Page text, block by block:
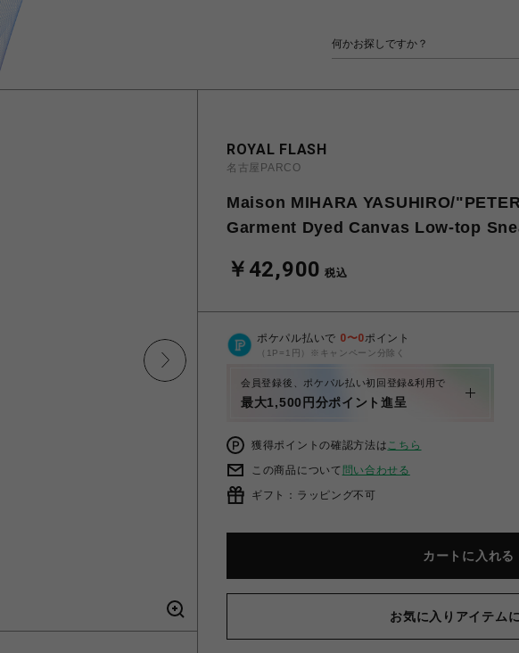
ROYAL FLASH
名古屋PARCO
Maison MIHARA YASUHIRO/
Garment Dyed Canvas Low-top
￥42,900 税込
ポケパル払いで 0〜0ポイント
（1P=1円）※キャンペーン分除く
会員登録後、ポケパル払い初回登録&利用で
最大1,500円分ポイント進呈
獲得ポイントの確認方法はこちら
この商品について 問い合わせる
ギフト：ラッピング不可
カートに入れる
お気に入りアイテム